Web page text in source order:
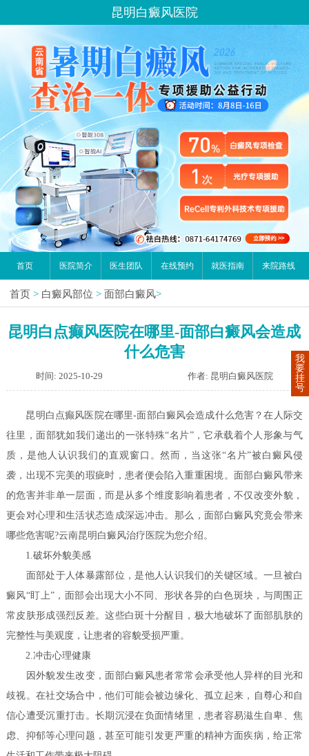
昆明白癜风医院
首页 医院简介 医生团队 在线预约 就医指南 来院路线
首页 > 白癜风部位 > 面部白癜风>
昆明白点癫风医院在哪里-面部白癜风会造成
什么危害
时间: 2025-10-29 作者: 昆明白癜风医院
昆明白点癫风医院在哪里-面部白癜风会造成什么危害？在人际交
往里，面部犹如我们递出的一张特殊“名片”，它承载着个人形象与气
质，是他人认识我们的直观窗口。然而，当这张“名片”被白癜风侵
袭，出现不完美的瑕疵时，患者便会陷入重重困境。面部白癜风带来
的危害并非单一层面，而是从多个维度影响着患者，不仅改变外貌，
更会对心理和生活状态造成深远冲击。那么，面部白癜风究竟会带来
哪些危害呢?云南昆明白癜风治疗医院为您介绍。
1.破坏外貌美感
面部处于人体暴露部位，是他人认识我们的关键区域。一旦被白
癜风“盯上”，面部会出现大小不同、形状各异的白色斑块，与周围正
常皮肤形成强烈反差。这些白斑十分醒目，极大地破坏了面部肌肤的
完整性与美观度，让患者的容貌受损严重。
2.冲击心理健康
因外貌发生改变，面部白癜风患者常常会承受他人异样的目光和
歧视。在社交场合中，他们可能会被边缘化、孤立起来，自尊心和自
信心遭受沉重打击。长期沉浸在负面情绪里，患者容易滋生自卑、焦
虑、抑郁等心理问题，甚至可能引发更严重的精神方面疾病，给正常
我
要
挂
号